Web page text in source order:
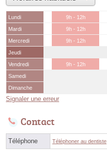
Lundi 9h - 12h
Mardi
9h - 12h
Mercredi
9h - 12h
Jeudi
Vendredi
9h - 12h
Samedi
Dimanche
Signaler une erreur
Contact
Téléphone Téléphoner au dentiste